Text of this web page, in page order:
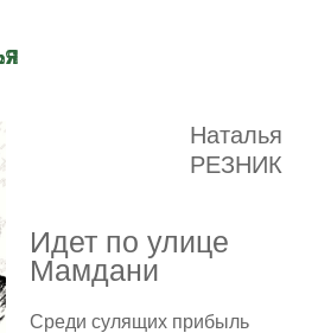
Наталья
РЕЗНИК
Идет по улице
Мамдани
Среди сулящих прибыль